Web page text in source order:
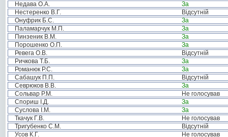
Недава О.А.
За
Нестеренко В.Г.
Відсутній
Онуфрик Б.С.
За
Паламарчук М.П.
За
Пинзеник В.М.
За
Порошенко О.П.
За
Ревега О.В.
Відсутній
Ричкова Т.Б.
За
Романюк Р.С.
За
Сабашук П.П.
Відсутній
Севрюков В.В.
За
Сольвар Р.М.
Не голосував
Спориш І.Д.
За
Суслова І.М.
За
Ткачук Г.В.
Не голосував
Тригубенко С.М.
Відсутній
Усов К.Г.
Не голосував